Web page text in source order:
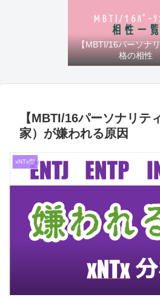
【MBTI/16パーソナ
格の相性
【MBTI/16パーソナリテ
家）が嫌われる原因
xNTx型